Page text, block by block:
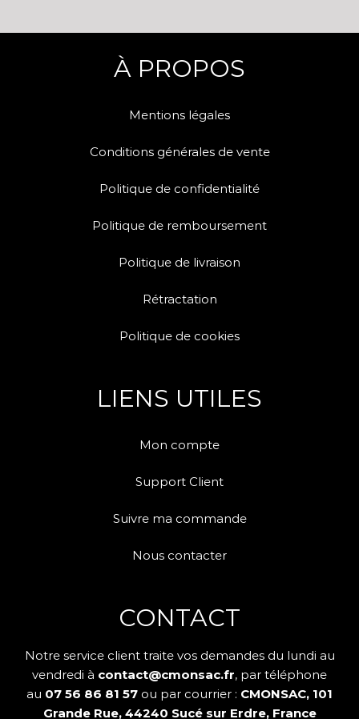
À PROPOS
Mentions légales
Conditions générales de vente
Politique de confidentialité
Politique de remboursement
Politique de livraison
Rétractation
Politique de cookies
LIENS UTILES
Mon compte
Support Client
Suivre ma commande
Nous contacter
CONTACT
Notre service client traite vos demandes du lundi au
vendredi à contact@cmonsac.fr, par téléphone
au 07 56 86 81 57 ou par courrier : CMONSAC, 101
Grande Rue, 44240 Sucé sur Erdre, France